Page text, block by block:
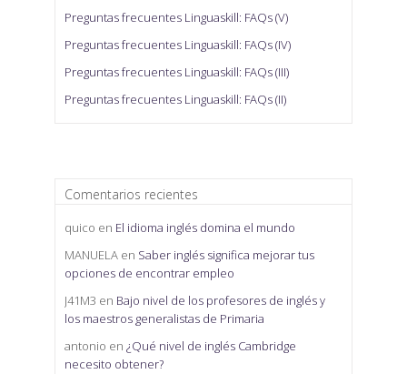
Preguntas frecuentes Linguaskill: FAQs (V)
Preguntas frecuentes Linguaskill: FAQs (IV)
Preguntas frecuentes Linguaskill: FAQs (III)
Preguntas frecuentes Linguaskill: FAQs (II)
Comentarios recientes
quico en El idioma inglés domina el mundo
MANUELA en Saber inglés significa mejorar tus
opciones de encontrar empleo
J41M3 en Bajo nivel de los profesores de inglés y
los maestros generalistas de Primaria
antonio en ¿Qué nivel de inglés Cambridge
necesito obtener?